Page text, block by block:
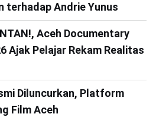
terhadap Andrie Yunus
Aceh Documentary
Ajak Pelajar Rekam Realitas
Diluncurkan, Platform
Film Aceh